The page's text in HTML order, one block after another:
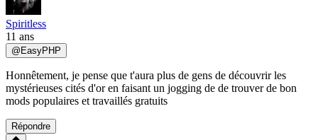
Spiritless
11 ans
@EasyPHP
Honnêtement, je pense que t'aura plus de gens de découvrir les
mystérieuses cités d'or en faisant un jogging de de trouver de bon
mods populaires et travaillés gratuits
Répondre